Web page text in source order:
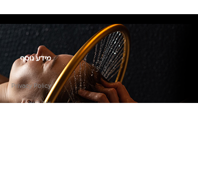
מידע נוסף
Privacy Policy
צור קשר